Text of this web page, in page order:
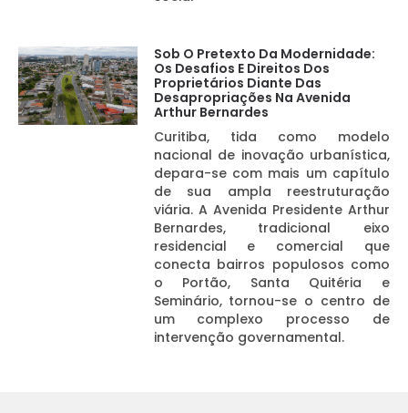
Sob O Pretexto Da Modernidade:
Os Desafios E Direitos Dos
Proprietários Diante Das
Desapropriações Na Avenida
Arthur Bernardes
Curitiba, tida como modelo
nacional de inovação urbanística,
depara-se com mais um capítulo
de sua ampla reestruturação
viária. A Avenida Presidente Arthur
Bernardes, tradicional eixo
residencial e comercial que
conecta bairros populosos como
o Portão, Santa Quitéria e
Seminário, tornou-se o centro de
um complexo processo de
intervenção governamental.